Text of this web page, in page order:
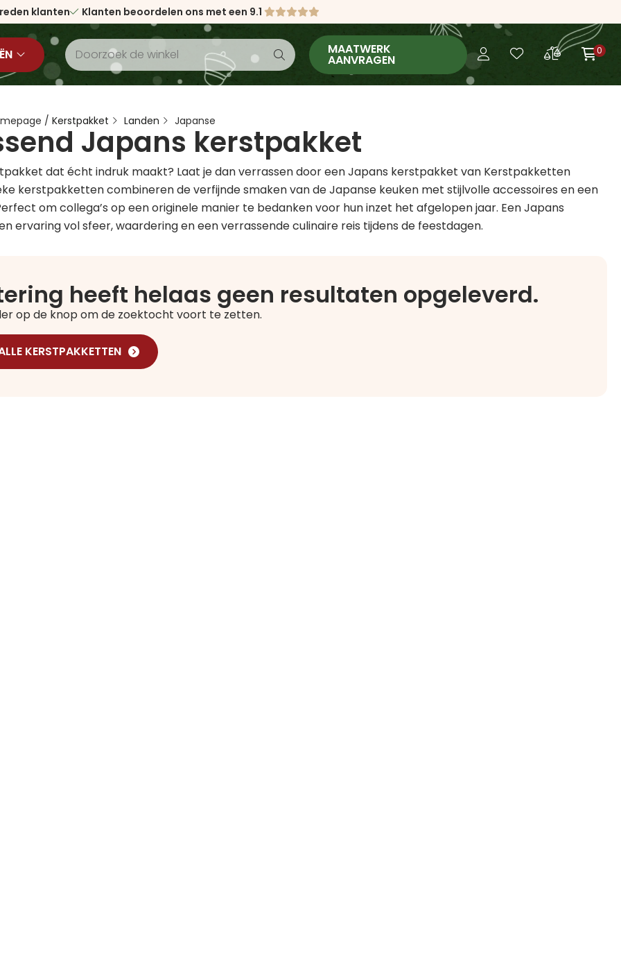
klanten Klanten beoordelen ons met een 9.1
MAATWERK
AANVRAGEN
0
/ Kerstpakket Landen Japanse
Japans kerstpakket
dat écht indruk maakt? Laat je dan verrassen door een Japans kerstpakket van Kerstpakketten
kerstpakketten combineren de verfijnde smaken van de Japanse keuken met stijlvolle accessoires en een
om collega’s op een originele manier te bedanken voor hun inzet het afgelopen jaar. Een Japans
ervaring vol sfeer, waardering en een verrassende culinaire reis tijdens de feestdagen.
heeft helaas geen resultaten opgeleverd.
op de knop om de zoektocht voort te zetten.
KERSTPAKKETTEN